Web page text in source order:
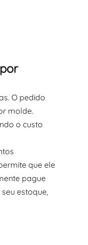
O pedido
molde.
o custo
que ele
pague
estoque,